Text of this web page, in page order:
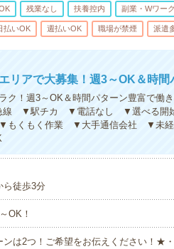
残業なし 扶養控内 副業・Wワー
払いOK 週払いOK 職場が禁煙 派遣
リアで大募集！週3～OK＆時間
ラク！週3～OK＆時間パターン豊富で
▼駅チカ ▼電話なし ▼選べる
くもく作業 ▼大手通信会社 ▼未
ら徒歩3分
OK！
は2つ！ご希望をお伝えください！★